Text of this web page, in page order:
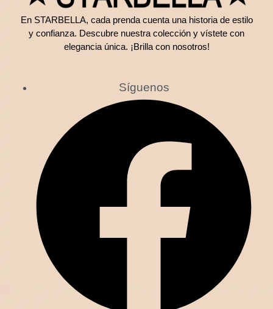
En STARBELLA, cada prenda cuenta una historia de estilo
y confianza. Descubre nuestra colección y vístete con
elegancia única. ¡Brilla con nosotros!
Síguenos